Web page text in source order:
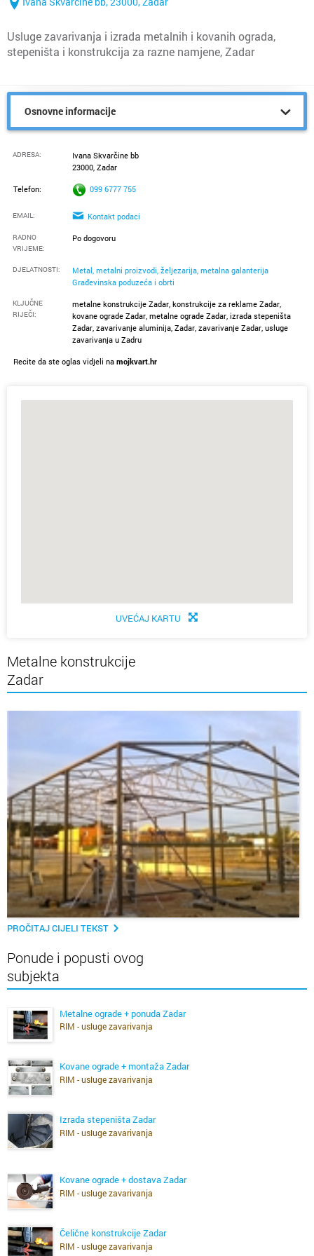
Usluge zavarivanja i izrada metalnih i kovanih ograda,
stepeništa i konstrukcija za razne namjene, Zadar
Osnovne informacije
ADRESA:
Ivana Skvarčine bb
23000, Zadar
Telefon: 099 6777 755
EMAIL: Kontakt podaci
RADNO
VRIJEME:
Po dogovoru
DJELATNOSTI:
Metal, metalni proizvodi, željezarija, metalna galanterija
Građevinska poduzeća i obrti
KLJUČNE
RIJEČI:
metalne konstrukcije Zadar, konstrukcije za reklame Zadar,
kovane ograde Zadar, metalne ograde Zadar, izrada stepeništa
Zadar, zavarivanje aluminija, Zadar, zavarivanje Zadar, usluge
zavarivanja u Zadru
Recite da ste oglas vidjeli na mojkvart.hr
UVEĆAJ KARTU
Metalne konstrukcije
Zadar
PROČITAJ CIJELI TEKST
Ponude i popusti ovog
subjekta
Metalne ograde + ponuda Zadar
RIM - usluge zavarivanja
Kovane ograde + montaža Zadar
RIM - usluge zavarivanja
Izrada stepeništa Zadar
RIM - usluge zavarivanja
Kovane ograde + dostava Zadar
RIM - usluge zavarivanja
Čelične konstrukcije Zadar
RIM - usluge zavarivanja